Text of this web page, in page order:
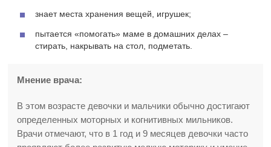
знает места хранения вещей, игрушек;
пытается «помогать» маме в домашних делах –
стирать, накрывать на стол, подметать.
Мнение врача:
В этом возрасте девочки и мальчики обычно достигают
определенных моторных и когнитивных мильников.
Врачи отмечают, что в 1 год и 9 месяцев девочки часто